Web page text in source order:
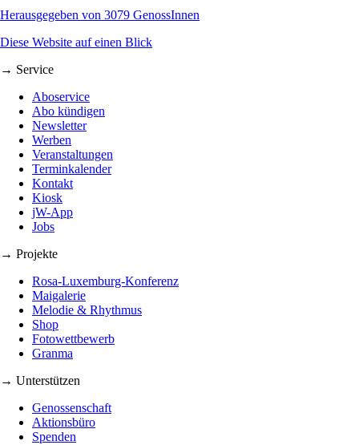
Herausgegeben von 3079 GenossInnen
Diese Website auf einen Blick
→ Service
Aboservice
Abo kündigen
Newsletter
Werben
Veranstaltungen
Terminkalender
Kontakt
Kiosk
jW-App
Jobs
→ Projekte
Rosa-Luxemburg-Konferenz
Maigalerie
Melodie & Rhythmus
Shop
Fotowettbewerb
Granma
→ Unterstützen
Genossenschaft
Aktionsbüro
Spenden